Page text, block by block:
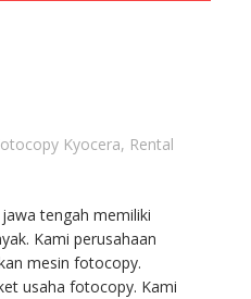
Kyocera, Rental
tengah memiliki
Kami perusahaan
mesin fotocopy.
usaha fotocopy. Kami